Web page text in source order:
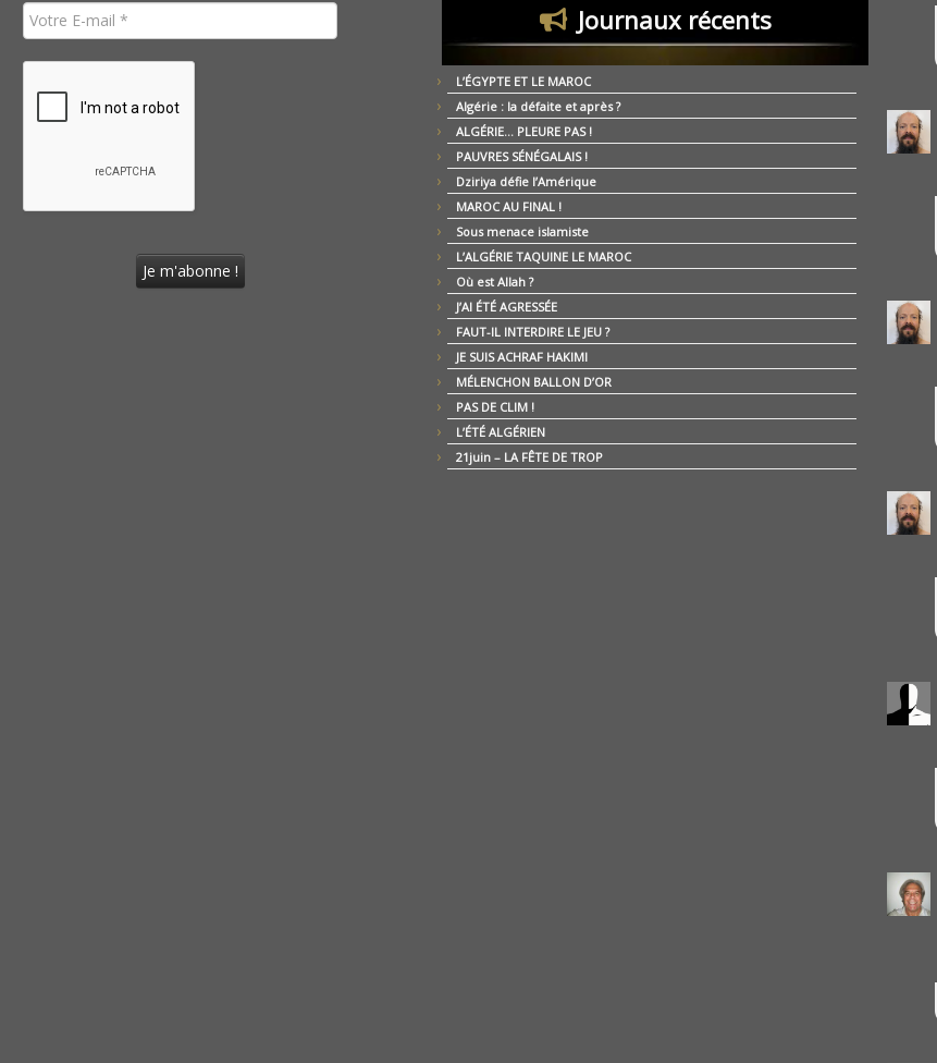
Journaux récents
L’ÉGYPTE ET LE MAROC
Algérie : la défaite et après ?
ALGÉRIE… PLEURE PAS !
PAUVRES SÉNÉGALAIS !
Dziriya défie l’Amérique
MAROC AU FINAL !
Sous menace islamiste
L’ALGÉRIE TAQUINE LE MAROC
Où est Allah ?
J’AI ÉTÉ AGRESSÉE
FAUT-IL INTERDIRE LE JEU ?
JE SUIS ACHRAF HAKIMI
MÉLENCHON BALLON D’OR
PAS DE CLIM !
L’ÉTÉ ALGÉRIEN
21juin – LA FÊTE DE TROP